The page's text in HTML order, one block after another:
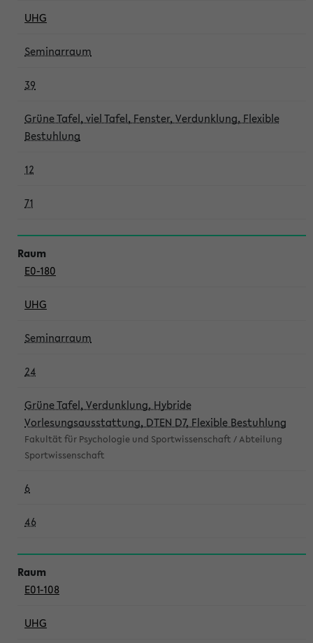
UHG
Seminarraum
39
Grüne Tafel, viel Tafel, Fenster, Verdunklung, Flexible
Bestuhlung
12
71
E0-180
UHG
Seminarraum
24
Grüne Tafel, Verdunklung, Hybride
Vorlesungsausstattung, DTEN D7, Flexible Bestuhlung
Fakultät für Psychologie und Sportwissenschaft / Abteilung
Sportwissenschaft
6
46
E01-108
UHG